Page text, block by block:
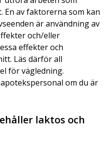
En av faktorerna som kan
är användning av
och/eller
effekter och
Läs därför all
för vägledning.
om du är
laktos och